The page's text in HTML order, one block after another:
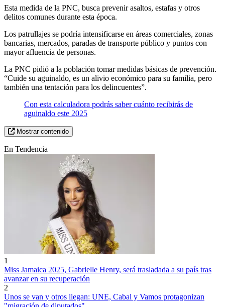
Esta medida de la PNC, busca prevenir asaltos, estafas y otros
delitos comunes durante esta época.
Los patrullajes se podría intensificarse en áreas comerciales, zonas
bancarias, mercados, paradas de transporte público y puntos con
mayor afluencia de personas.
La PNC pidió a la población tomar medidas básicas de prevención.
“Cuide su aguinaldo, es un alivio económico para su familia, pero
también una tentación para los delincuentes”.
Con esta calculadora podrás saber cuánto recibirás de
aguinaldo este 2025
Mostrar contenido
En Tendencia
1
Miss Jamaica 2025, Gabrielle Henry, será trasladada a su país tras
avanzar en su recuperación
2
Unos se van y otros llegan: UNE, Cabal y Vamos protagonizan